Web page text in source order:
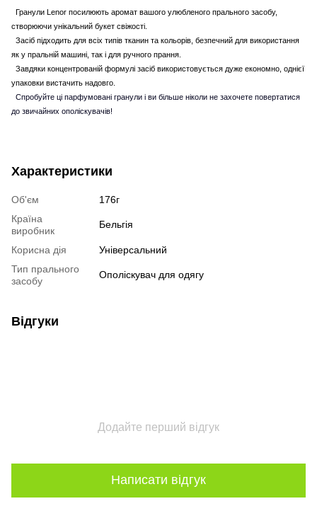
Гранули Lenor посилюють аромат вашого улюбленого прального засобу,
створюючи унікальний букет свіжості.
Засіб підходить для всіх типів тканин та кольорів, безпечний для використання
як у пральній машині, так і для ручного прання.
Завдяки концентрованій формулі засіб використовується дуже економно, однієї
упаковки вистачить надовго.
Спробуйте ці парфумовані гранули і ви більше ніколи не захочете повертатися
до звичайних ополіскувачів!
Характеристики
Об'єм
176г
Країна
виробник
Бельгія
Корисна дія
Універсальний
Тип прального
засобу
Ополіскувач для одягу
Відгуки
Додайте перший відгук
Написати відгук